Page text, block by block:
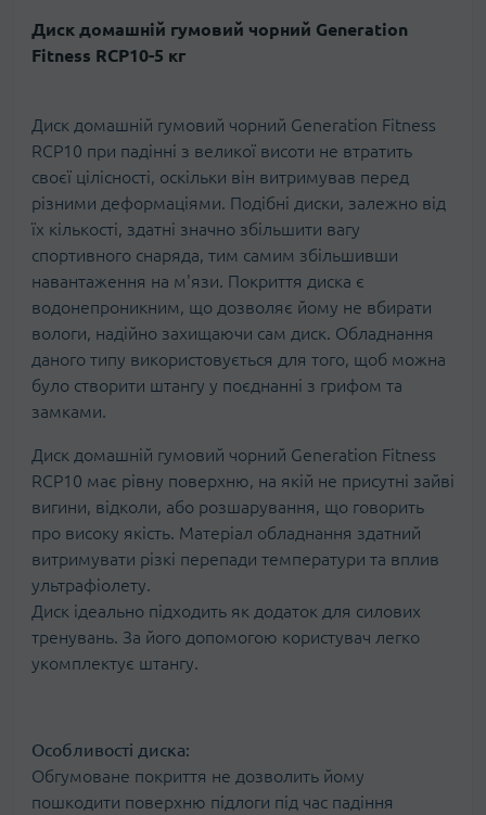
Диск домашній гумовий чорний Generation
Fitness RCP10-5 кг
Диск домашній гумовий чорний Generation Fitness
RCP10 при падінні з великої висоти не втратить
своєї цілісності, оскільки він витримував перед
різними деформаціями. Подібні диски, залежно від
їх кількості, здатні значно збільшити вагу
спортивного снаряда, тим самим збільшивши
навантаження на м'язи. Покриття диска є
водонепроникним, що дозволяє йому не вбирати
вологи, надійно захищаючи сам диск. Обладнання
даного типу використовується для того, щоб можна
було створити штангу у поєднанні з грифом та
замками.
Диск домашній гумовий чорний Generation Fitness
RCP10 має рівну поверхню, на якій не присутні зайві
вигини, відколи, або розшарування, що говорить
про високу якість. Матеріал обладнання здатний
витримувати різкі перепади температури та вплив
ультрафіолету.
Диск ідеально підходить як додаток для силових
тренувань. За його допомогою користувач легко
укомплектує штангу.
Особливості диска:
Обгумоване покриття не дозволить йому
пошкодити поверхню підлоги під час падіння